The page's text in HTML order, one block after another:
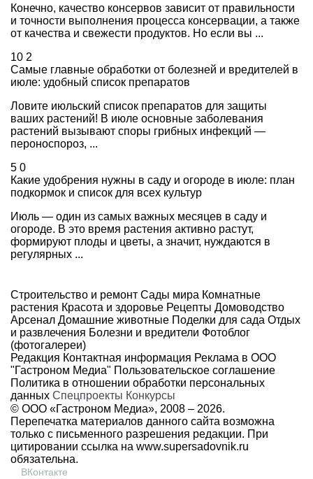
Конечно, качество консервов зависит от правильности
и точности выполнения процесса консервации, а также
от качества и свежести продуктов. Но если вы ...
10 2
Самые главные обработки от болезней и вредителей в
июле: удобный список препаратов
Ловите июльский список препаратов для защиты
ваших растений! В июле основные заболевания
растений вызывают споры грибных инфекций —
пероноспороз, ...
5 0
Какие удобрения нужны в саду и огороде в июле: план
подкормок и список для всех культур
Июль — один из самых важных месяцев в саду и
огороде. В это время растения активно растут,
формируют плоды и цветы, а значит, нуждаются в
регулярных ...
Строительство и ремонт Сады мира Комнатные
растения Красота и здоровье Рецепты Домоводство
Арсенал Домашние животные Поделки для сада Отдых
и развлечения Болезни и вредители Фотоблог
(фотогалереи)
Редакция Контактная информация Реклама в ООО
"Гастроном Медиа" Пользовательское соглашение
Политика в отношении обработки персональных
данных Спецпроекты Конкурсы
© ООО «Гастроном Медиа», 2008 – 2026.
Перепечатка материалов данного сайта возможна
только с письменного разрешения редакции. При
цитировании ссылка на www.supersadovnik.ru
обязательна.
ВКонтакте